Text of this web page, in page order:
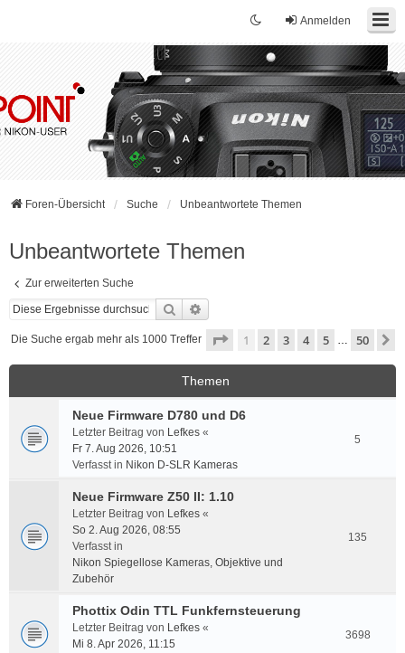
Anmelden
Foren-Übersicht Suche Unbeantwortete Themen
Unbeantwortete Themen
Zur erweiterten Suche
Suche
Die Suche ergab mehr als 1000 Treffer Seite 1von 50
1 2 3 4 5 … 50
Themen
Neue Firmware D780 und D6
Letzter Beitrag von Lefkes «
Fr 7. Aug 2026, 10:51
Verfasst in Nikon D-SLR Kameras
5
Neue Firmware Z50 II: 1.10
Letzter Beitrag von Lefkes «
So 2. Aug 2026, 08:55
Verfasst in
Nikon Spiegellose Kameras, Objektive und
Zubehör
135
Phottix Odin TTL Funkfernsteuerung
Letzter Beitrag von Lefkes «
Mi 8. Apr 2026, 11:15
3698